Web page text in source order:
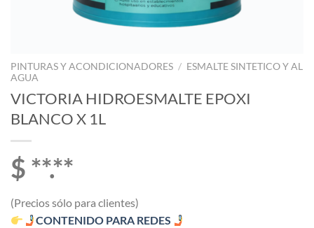
PINTURAS Y ACONDICIONADORES / ESMALTE SINTETICO Y AL
AGUA
VICTORIA HIDROESMALTE EPOXI
BLANCO X 1L
$ **.**
(Precios sólo para clientes)
CONTENIDO PARA REDES